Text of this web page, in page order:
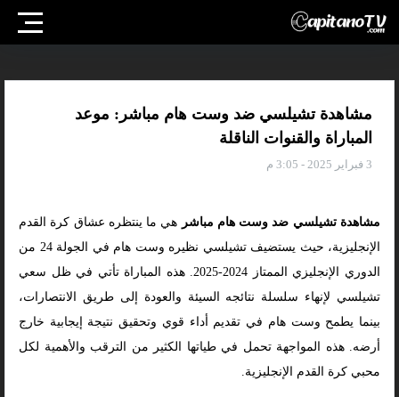
مشاهدة تشيلسي ضد وست هام مباشر: موعد
المباراة والقنوات الناقلة
3 فبراير 2025 - 3:05 م
مشاهدة تشيلسي ضد وست هام مباشر هي ما ينتظره عشاق كرة القدم
الإنجليزية، حيث يستضيف تشيلسي نظيره وست هام في الجولة 24 من
الدوري الإنجليزي الممتاز 2024-2025. هذه المباراة تأتي في ظل سعي
تشيلسي لإنهاء سلسلة نتائجه السيئة والعودة إلى طريق الانتصارات،
بينما يطمح وست هام في تقديم أداء قوي وتحقيق نتيجة إيجابية خارج
أرضه. هذه المواجهة تحمل في طياتها الكثير من الترقب والأهمية لكل
محبي كرة القدم الإنجليزية.